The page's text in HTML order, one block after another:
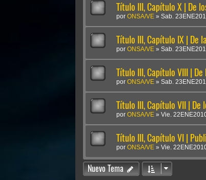
Título III, Capítulo X | De
por ONSA/VE » Sab.
Título III, Capítulo IX | De
por ONSA/VE » Sab.
Título III, Capítulo VIII |
por ONSA/VE » Sab.
Título III, Capítulo VII | De
por ONSA/VE » Vie.
Título III, Capítulo VI |
por ONSA/VE » Vie.
Nuevo Tema